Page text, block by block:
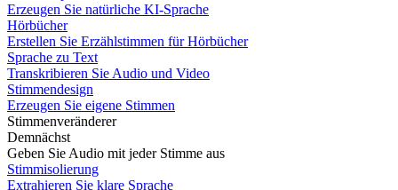
Erzeugen Sie natürliche KI-Sprache
Hörbücher
Erstellen Sie Erzählstimmen für Hörbücher
Sprache zu Text
Transkribieren Sie Audio und Video
Stimmendesign
Erzeugen Sie eigene Stimmen
Stimmenveränderer
Demnächst
Geben Sie Audio mit jeder Stimme aus
Stimmisolierung
Extrahieren Sie klare Sprache